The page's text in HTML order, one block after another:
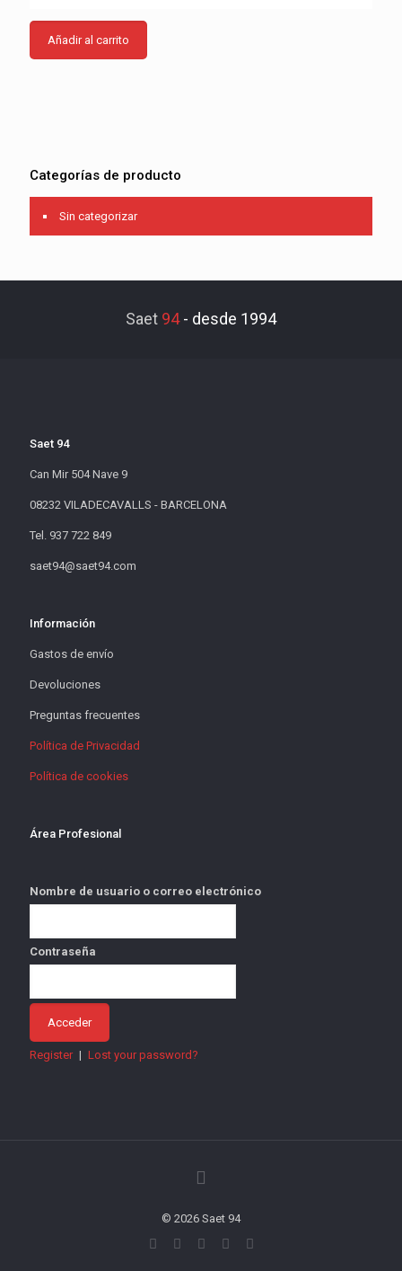
Añadir al carrito
Categorías de producto
Sin categorizar
Saet 94- desde 1994
Saet 94
Can Mir 504 Nave 9
08232 VILADECAVALLS - BARCELONA
Tel. 937 722 849
saet94@saet94.com
Información
Gastos de envío
Devoluciones
Preguntas frecuentes
Política de Privacidad
Política de cookies
Área Profesional
Nombre de usuario o correo electrónico
Contraseña
Register | Lost your password?
© 2026 Saet 94